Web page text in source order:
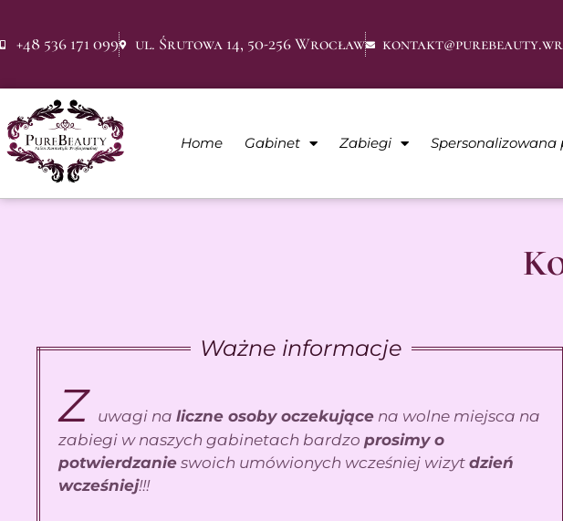
+48 536 171 099 ul. Śrutowa 14, 50-256 Wrocław
Home Gabinet Zabiegi Spersonalizowana
Ważne informacje
Z uwagi na liczne osoby oczekujące na wolne miejsca na
zabiegi w naszych gabinetach bardzo prosimy o
potwierdzanie swoich umówionych wcześniej wizyt dzień
wcześniej!!!